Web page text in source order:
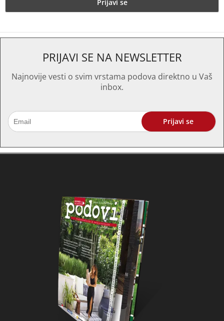
PRIJAVI SE NA NEWSLETTER
Najnovije vesti o svim vrstama podova direktno u Vaš
inbox.